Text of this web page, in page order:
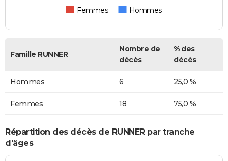
Femmes Hommes
Famille RUNNER
Nombre de
décès
% des
décès
Hommes 6 25,0 %
Femmes 18 75,0 %
Répartition des décès de RUNNER par tranche
d'âges